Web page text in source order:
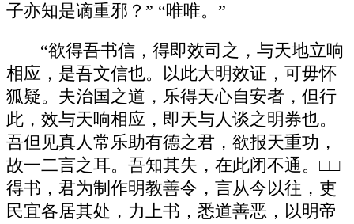
子亦知是谪重邪？” “唯唯。”
“欲得吾书信，得即效司之，与天地立响
相应，是吾文信也。以此大明效证，可毋怀
狐疑。夫治国之道，乐得天心自安者，但行
此，效与天响相应，即天与人谈之明券也。
吾但见真人常乐助有德之君，欲报天重功，
故一二言之耳。吾知其失，在此闭不通。□□
得书，君为制作明教善令，言从今以往，吏
民宜各居其处，力上书，悉道善恶，以明帝